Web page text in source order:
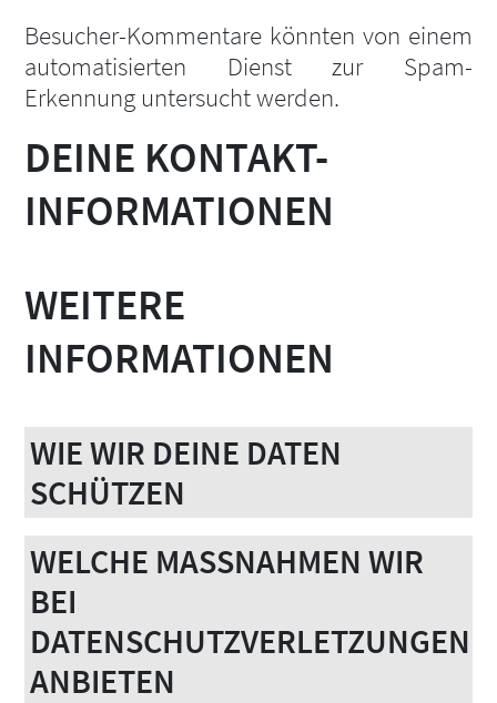
Besucher-Kommentare könnten von einem
automatisierten Dienst zur Spam-
Erkennung untersucht werden.
DEINE KONTAKT-
INFORMATIONEN
WEITERE
INFORMATIONEN
WIE WIR DEINE DATEN
SCHÜTZEN
WELCHE MASSNAHMEN WIR B
EI D
ATENSCHUTZVERLETZUNGEN A
NBIETEN